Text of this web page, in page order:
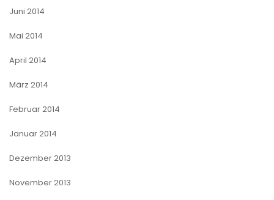
Juni 2014
Mai 2014
April 2014
März 2014
Februar 2014
Januar 2014
Dezember 2013
November 2013